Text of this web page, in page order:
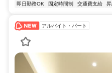
即日勤務OK 固定時間制 交通費支給 昇
アルバイト・パート